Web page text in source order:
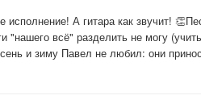
исполнение! А гитара как звучит!
"нашего всё" разделить не могу
и зиму Павел не любил: они